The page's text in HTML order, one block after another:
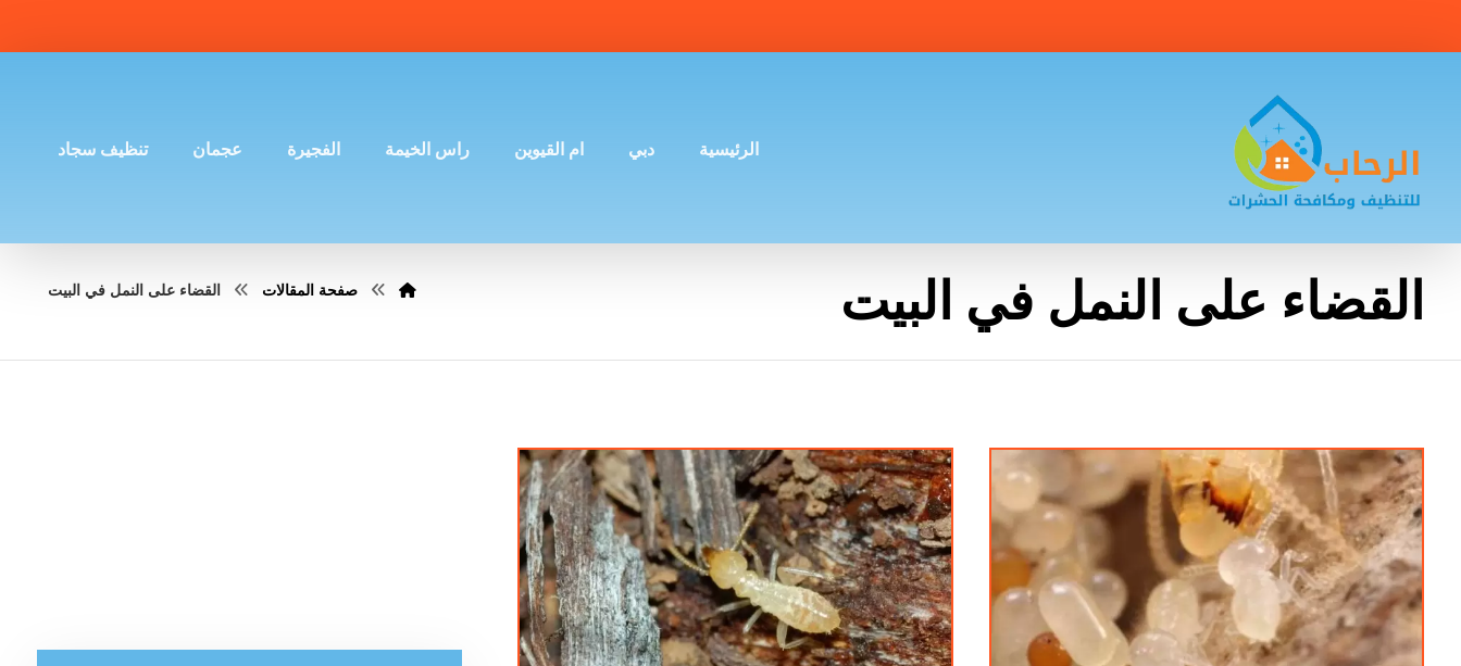
الرئيسية دبي ام القيوين راس الخيمة الفجيرة عجمان تنظيف سجاد
القضاء على النمل في البيت صفحة المقالات القضاء على النمل في البيت